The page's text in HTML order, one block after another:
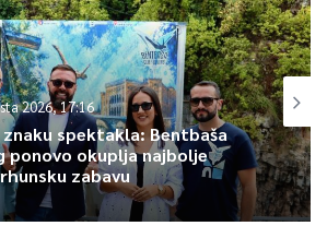
u dogovoru s Vladom FBiH i u skladu sa
što bi omogućilo nastavak radova sa
na ranije stanje”, stoji u priopćenju.
Autoceste FBiH je zbog profesionalne i
cjelovitu analizu u cilju utvrđivanja
za rješenje ovog problema,
stepena eventualne odgovornosti svih
2026, 17:16
znaku spektakla: Bentbaša
ponovo okuplja najbolje
zabavu